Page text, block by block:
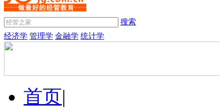
搜索
经济学 管理学 金融学 统计学
首页|